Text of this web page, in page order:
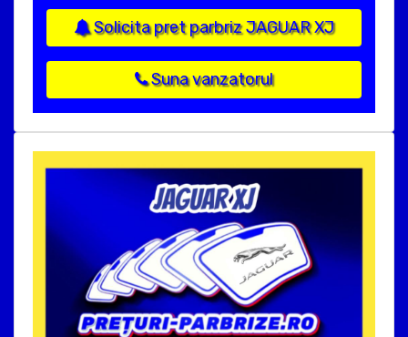
Solicita pret parbriz JAGUAR XJ
Suna vanzatorul